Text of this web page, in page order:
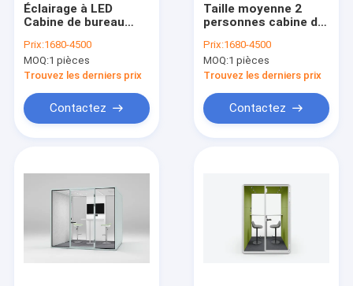
Éclairage à LED
Cabine de bureau
Prix:1680-4500
MOQ:1 pièces
Trouvez les derniers prix
Contactez
Taille moyenne 2
personnes cabine de
espace sonore isolé
Taille personnalisée
Prix:1680-4500
MOQ:1 pièces
Trouvez les derniers prix
Contactez